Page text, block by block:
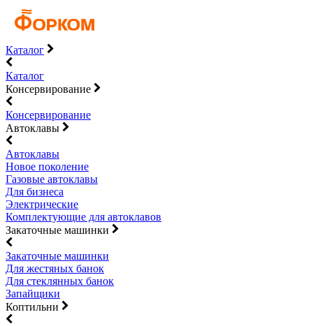
Каталог
Каталог
Консервирование
Консервирование
Автоклавы
Автоклавы
Новое поколение
Газовые автоклавы
Для бизнеса
Электрические
Комплектующие для автоклавов
Закаточные машинки
Закаточные машинки
Для жестяных банок
Для стеклянных банок
Запайщики
Коптильни